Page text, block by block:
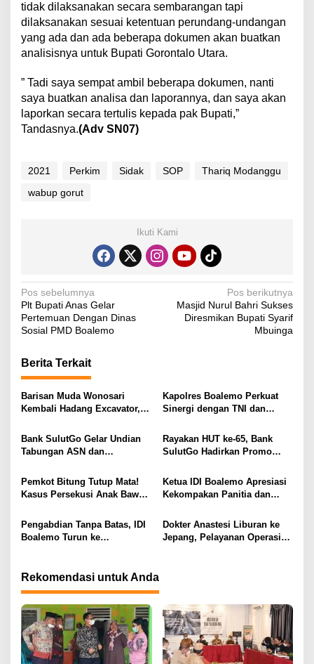
tidak dilaksanakan secara sembarangan tapi
dilaksanakan sesuai ketentuan perundang-undangan
yang ada dan ada beberapa dokumen akan buatkan
analisisnya untuk Bupati Gorontalo Utara.
” Tadi saya sempat ambil beberapa dokumen, nanti
saya buatkan analisa dan laporannya, dan saya akan
laporkan secara tertulis kepada pak Bupati,”
Tandasnya.(Adv SN07)
2021 Perkim Sidak SOP
Thariq Modanggu
wabup gorut
Ikuti Kami
N
a
v
i
g
a
s
i
p
o
s
Pos sebelumnya
Plt Bupati Anas Gelar
Pertemuan Dengan Dinas
Sosial PMD Boalemo
Pos berikutnya
Masjid Nurul Bahri Sukses
Diresmikan Bupati Syarif
Mbuinga
Berita Terkait
Barisan Muda Wonosari
Kembali Hadang Excavator,
Dipulangkan
Kapolres Boalemo Perkuat
Sinergi dengan TNI dan
Silaturahmi
Bank SulutGo Gelar Undian
Tabungan ASN dan
dan 51 Sepeda Motor
Rayakan HUT ke-65, Bank
SulutGo Hadirkan Promo
ASN, PPPK, dan Pensiunan
Pemkot Bitung Tutup Mata!
Kasus Persekusi Anak Bawah
Katung Tanpa Atensi
Ketua IDI Boalemo Apresiasi
Kekompakan Panitia dan
pada HBDI ke-118
Pengabdian Tanpa Batas, IDI
Boalemo Turun ke
Dokter Anastesi Liburan ke
Jepang, Pelayanan Operasi
Rekomendasi untuk Anda